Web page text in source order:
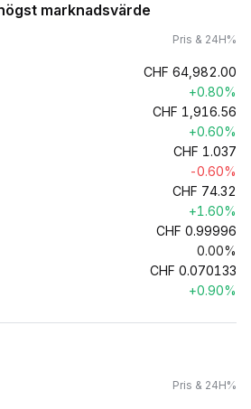
marknadsvärde
Pris & 24H%
CHF 64,982.00
+0.80%
CHF 1,916.56
+0.60%
CHF 1.037
-0.60%
CHF 74.32
+1.60%
CHF 0.99996
0.00%
CHF 0.070133
+0.90%
Pris & 24H%